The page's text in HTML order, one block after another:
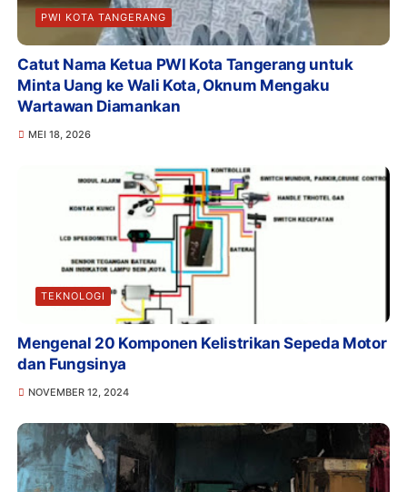
PWI KOTA TANGERANG
Catut Nama Ketua PWI Kota Tangerang untuk
Minta Uang ke Wali Kota, Oknum Mengaku
Wartawan Diamankan
MEI 18, 2026
TEKNOLOGI
Mengenal 20 Komponen Kelistrikan Sepeda Motor
dan Fungsinya
NOVEMBER 12, 2024